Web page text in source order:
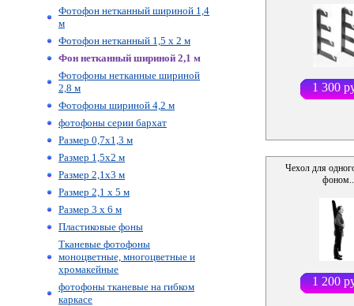
Фотофон нетканный шириной 1,4
м
Фотофон нетканный 1,5 х 2 м
Фон нетканный шириной 2,1 м
Фотофоны нетканные шириной
2,8 м
Фотофоны шириной 4,2 м
фотофоны серии бархат
Размер 0,7х1,3 м
Размер 1,5х2 м
Размер 2,1х3 м
Размер 2,1 х 5 м
Размер 3 х 6 м
Пластиковые фоны
Тканевые фотофоны
моноцветные, многоцветные и
хромакейные
фотофоны тканевые на гибком
каркасе
1 300
Чехол для
1 200